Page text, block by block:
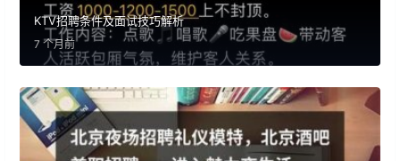
KTV招聘条件及面试技巧解析
7 个月前